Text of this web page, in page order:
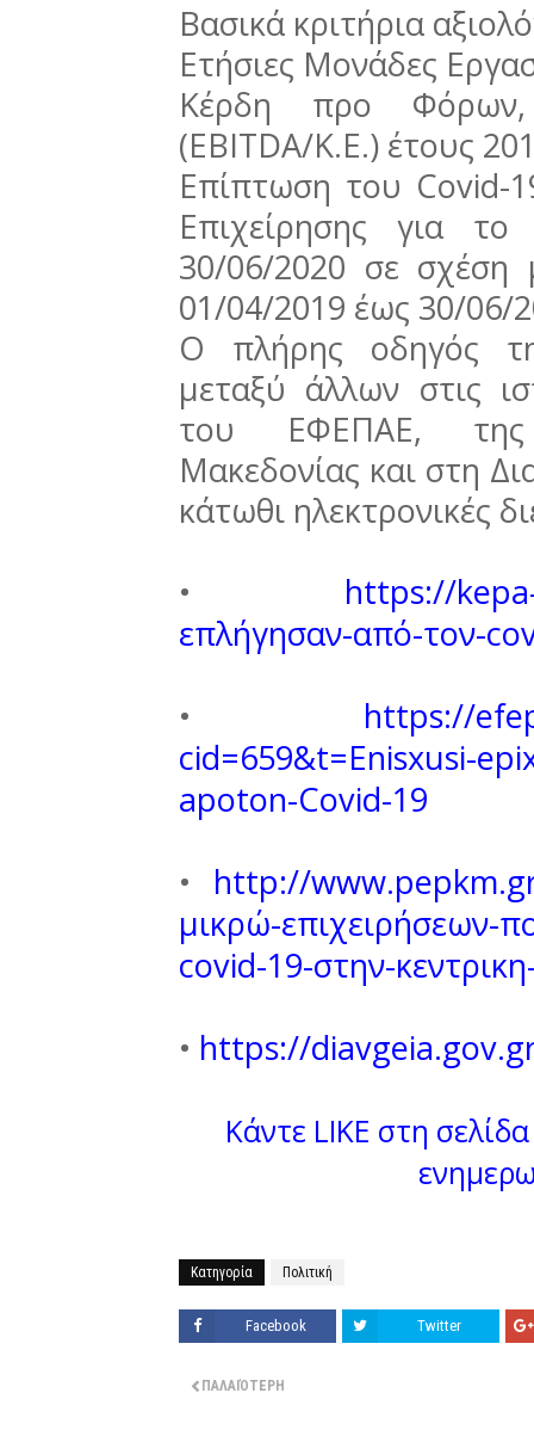
Βασικά κριτήρια
Ετήσιες Μονάδες
Κέρδη προ
(EBITDA/K.E.) έτους
Επίπτωση του Covid-
Επιχείρησης για
30/06/2020 σε σχέση
01/04/2019 έως 30/06/
Ο πλήρης οδηγός
μεταξύ άλλων στις
του ΕΦΕΠΑΕ, της
Μακεδονίας και στη
κάτωθι ηλεκτρονικές
• https://
επλήγησαν-από-τον-
• https://
cid=659&t=Enisxusi-
apoton-Covid-19
• http://
μικρώ-επιχειρήσεων-
covid-19-στην-
• https://
Κάντε LIKE στη
Κατηγορία Πολιτική
Facebook Twitter
ΠΑΛΑΙΌΤΕΡΗ